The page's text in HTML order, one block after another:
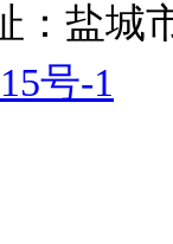
：盐城
号-1